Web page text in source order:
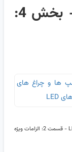
قسمت 2: الزامات ویژه - بخش 4:
استاندارد 4-2-14878 : تعیین رتبه کیفی لامپ ها و چراغ های LED - قسمت 2: الزامات ویژه